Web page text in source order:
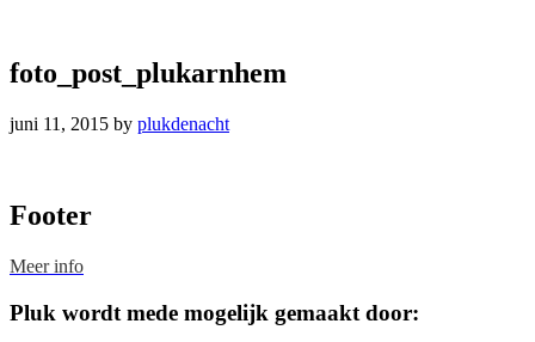
foto_post_plukarnhem
juni 11, 2015 by plukdenacht
Footer
Meer info
Pluk wordt mede mogelijk gemaakt door: